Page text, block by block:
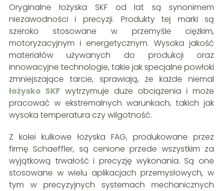
Oryginalne łożyska SKF od lat są synonimem
niezawodności i precyzji. Produkty tej marki są
szeroko stosowane w przemyśle ciężkim,
motoryzacyjnym i energetycznym. Wysoka jakość
materiałów używanych do produkcji oraz
innowacyjne technologie, takie jak specjalne powłoki
zmniejszające tarcie, sprawiają, że każde niemal
łożysko SKFwytrzymuje duże obciążenia i może
pracować w ekstremalnych warunkach, takich jak
wysoka temperatura czy wilgotność.
Z kolei kulkowe łożyska FAG, produkowane przez
firmę Schaeffler, są cenione przede wszystkim za
wyjątkową trwałość i precyzję wykonania. Są one
stosowane w wielu aplikacjach przemysłowych, w
tym w precyzyjnych systemach mechanicznych